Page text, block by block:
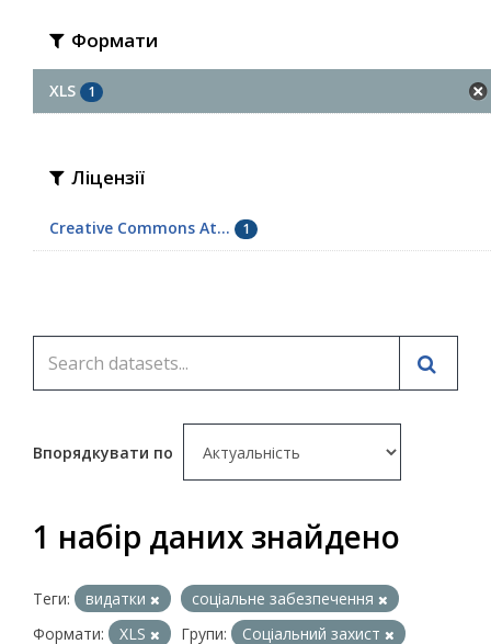
Формати
XLS 1
Ліцензії
Creative Commons At... 1
Впорядкувати по
1 набір даних знайдено
Теги: видатки
соціальне забезпечення
Формати:
XLS Групи:
Соціальний захист